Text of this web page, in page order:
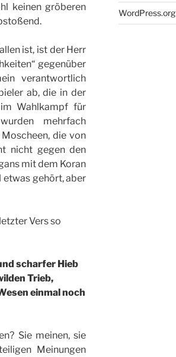
keinen gröberen
ist, ist der Herr
gegenüber
verantwortlich
ab, die in der
Wahlkampf für
mehrfach
die von
nicht gegen den
mit dem Koran
etwas gehört, aber
Vers so
scharfer Hieb
Trieb,
einmal noch
Sie meinen, sie
Meinungen
WordPress.org